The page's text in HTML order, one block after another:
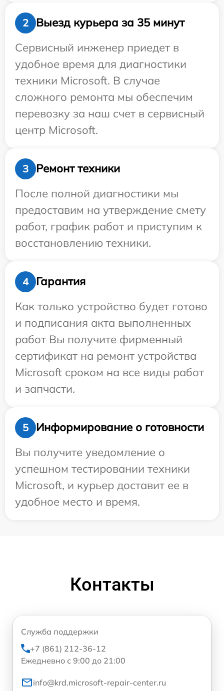
2
Выезд курьера за 35 минут
Сервисный инженер приедет в
удобное время для диагностики
техники Microsoft. В случае
сложного ремонта мы обеспечим
перевозку за наш счет в сервисный
центр Microsoft.
3
Ремонт техники
После полной диагностики мы
предоставим на утверждение смету
работ, график работ и приступим к
восстановлению техники.
4
Гарантия
Как только устройство будет готово
и подписания акта выполненных
работ Вы получите фирменный
сертификат на ремонт устройства
Microsoft сроком на все виды работ
и запчасти.
5
Информирование о готовности
Вы получите уведомление о
успешном тестировании техники
Microsoft, и курьер доставит ее в
удобное место и время.
Контакты
Служба поддержки
+7 (861) 212-36-12
Ежедневно с 9:00 до 21:00
info@krd.microsoft-repair-center.ru